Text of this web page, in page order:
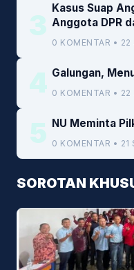
3
Kasus Suap
Anggota DPR
Kemenkeu
0 KOMENTAR • 22
4 Galungan,
0 KOMENTAR • 22
5 NU Meminta
0 KOMENTAR • 21
SOROTAN